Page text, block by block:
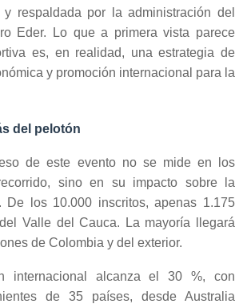
y respaldada por la administración del
Eder. Lo que a primera vista parece
es, en realidad, una estrategia de
y promoción internacional para la
del pelotón
de este evento no se mide en los
sino en su impacto sobre la
De los 10.000 inscritos, apenas 1.175
Valle del Cauca. La mayoría llegará
de Colombia y del exterior.
internacional alcanza el 30 %, con
de 35 países, desde Australia